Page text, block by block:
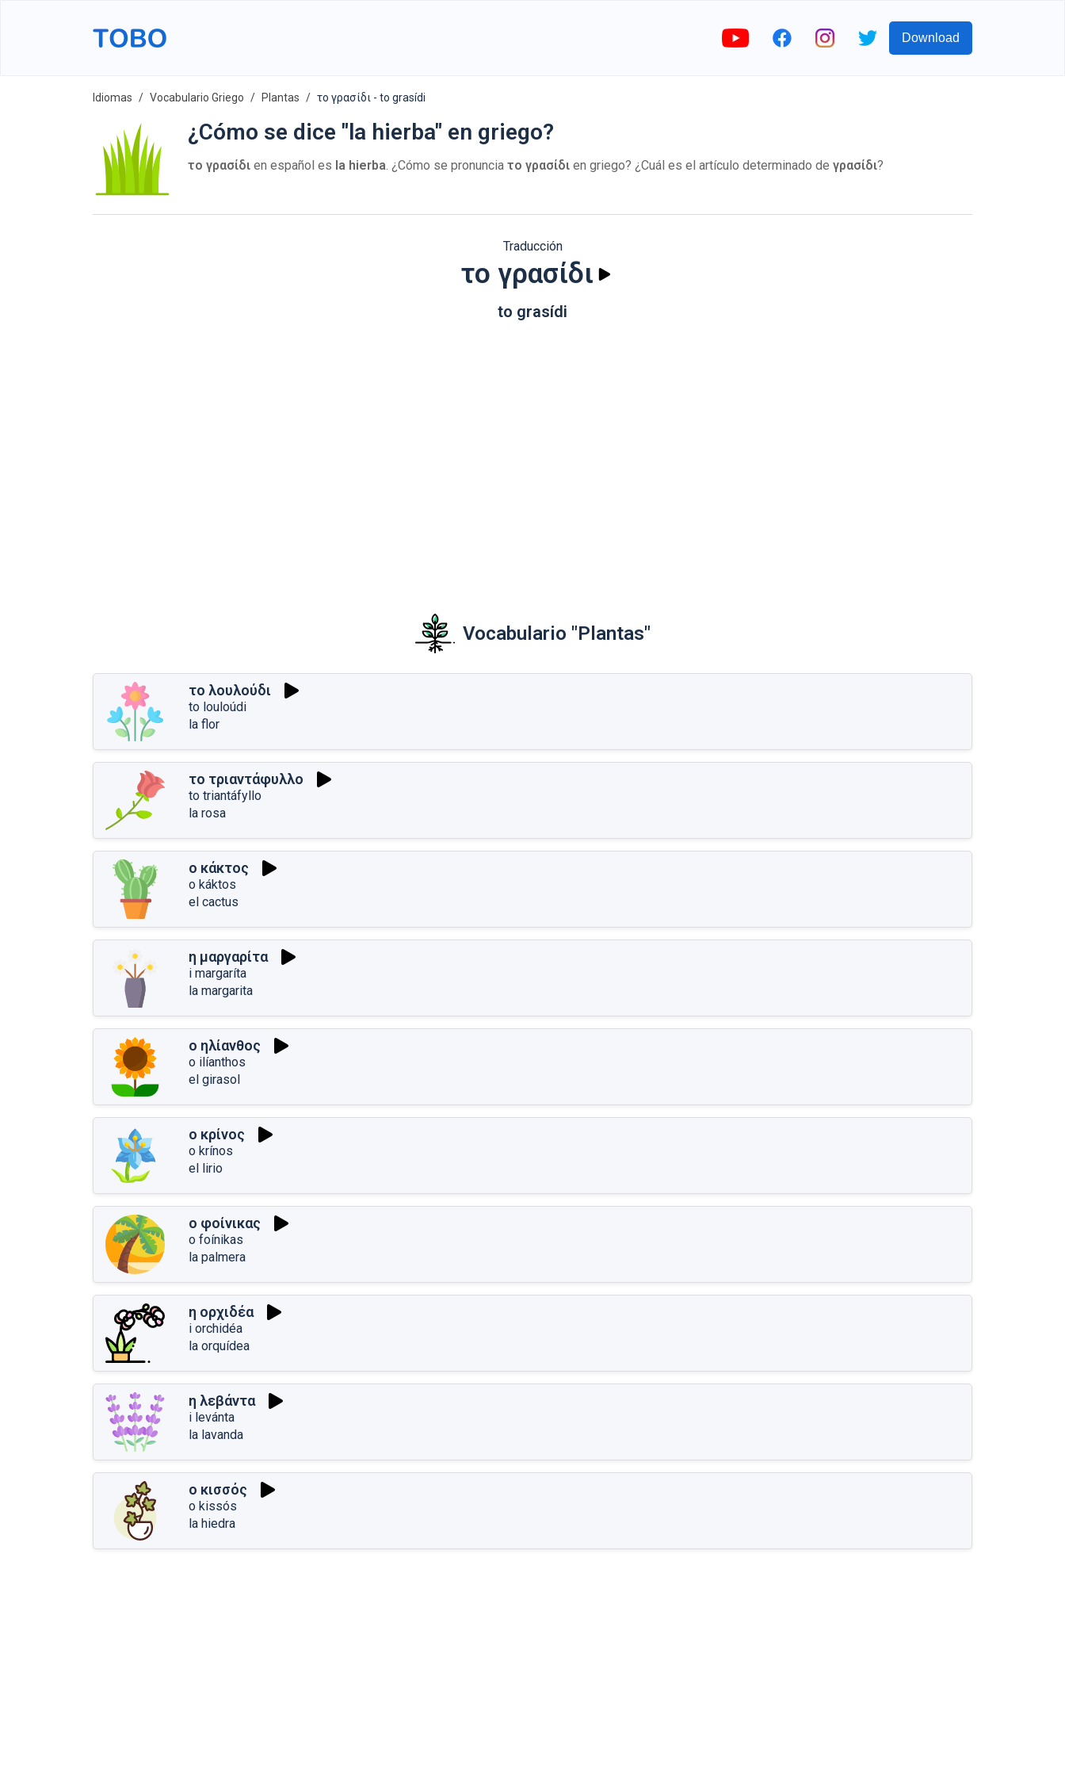
Download
Idiomas Vocabulario Griego Plantas το γρασίδι - to grasídi
¿Cómo se dice "la hierba" en griego?
το γρασίδι en español es la hierba. ¿Cómo se pronuncia το γρασίδι en griego? ¿Cuál es el artículo determinado de γρασίδι?
Traducción
το γρασίδι
to grasídi
Vocabulario "Plantas"
το λουλούδι
to louloúdi
la flor
το τριαντάφυλλο
to triantáfyllo
la rosa
ο κάκτος
o káktos
el cactus
η μαργαρίτα
i margaríta
la margarita
ο ηλίανθος
o ilíanthos
el girasol
ο κρίνος
o krínos
el lirio
ο φοίνικας
o foínikas
la palmera
η ορχιδέα
i orchidéa
la orquídea
η λεβάντα
i levánta
la lavanda
ο κισσός
o kissós
la hiedra